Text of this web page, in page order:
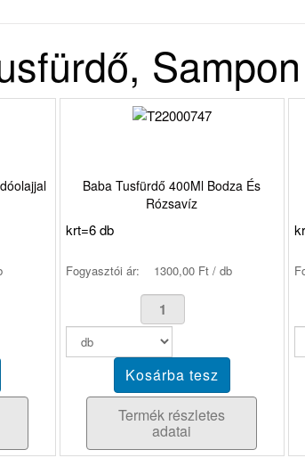
Sampon
Baba Tusfürdő 400Ml Bodza És
Rózsavíz
krt=6 db
Fogyasztói ár: 1300,00 Ft / db
Termék részletes
adatai